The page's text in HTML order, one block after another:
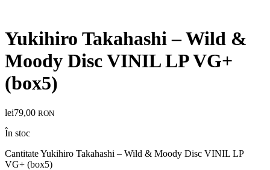
Yukihiro Takahashi – Wild &
Moody Disc VINIL LP VG+
(box5)
lei79,00 RON
În stoc
Cantitate Yukihiro Takahashi – Wild & Moody Disc VINIL LP
VG+ (box5)